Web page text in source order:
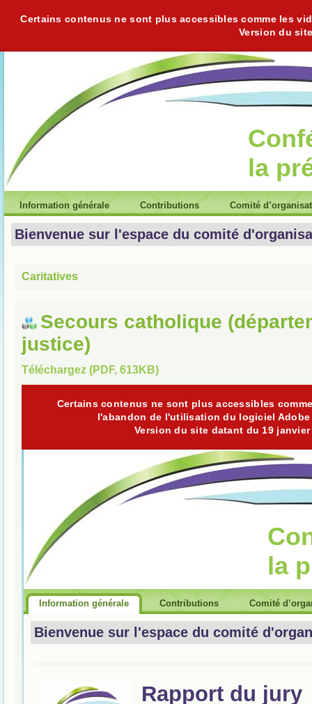
Certains contenus ne sont plus accessibles comme les
Version du
la
Information générale Contributions Comité
Bienvenue sur l'espace du comité
Caritatives
Secours catholique
justice)
Téléchargez (PDF, 613KB)